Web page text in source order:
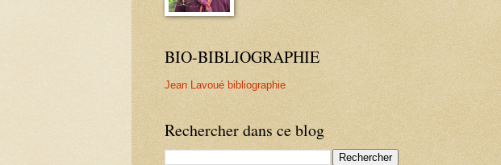
BIO-BIBLIOGRAPHIE
Jean Lavoué bibliographie
Rechercher dans ce blog